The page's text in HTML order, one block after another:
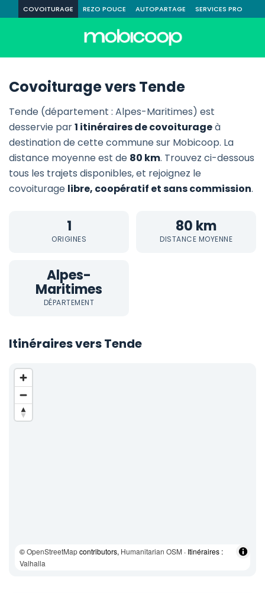
COVOITURAGE REZO POUCE AUTOPARTAGE SERVICES PRO
Covoiturage vers Tende
Tende (département : Alpes-Maritimes) est
desservie par1 itinéraires de covoiturageà
destination de cette commune sur Mobicoop. La
distance moyenne est de 80 km. Trouvez ci-dessous
tous les trajets disponibles, et rejoignez le
covoiturage libre, coopératif et sans commission.
1
ORIGINES
80 km
DISTANCE MOYENNE
Alpes-
Maritimes
DÉPARTEMENT
Itinéraires vers Tende
©OpenStreetMapcontributors, Humanitarian OSM · Itinéraires :
Valhalla